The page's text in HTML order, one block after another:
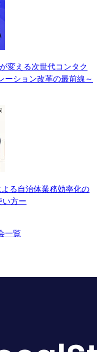
変える次世代コンタク
ーション改革の最前線～
る自治体業務効率化の
方ー
一覧